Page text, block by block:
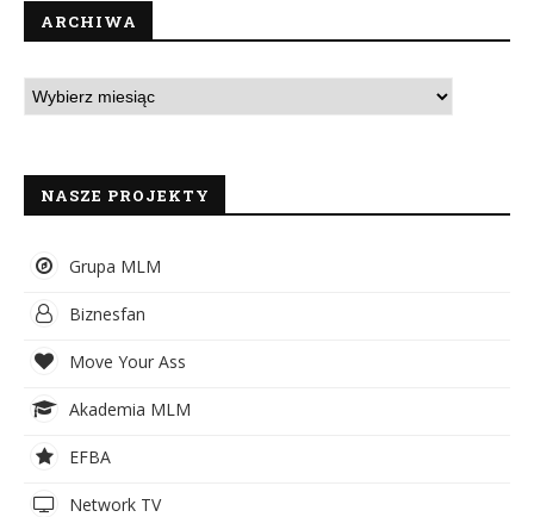
ARCHIWA
NASZE PROJEKTY
Grupa MLM
Biznesfan
Move Your Ass
Akademia MLM
EFBA
Network TV